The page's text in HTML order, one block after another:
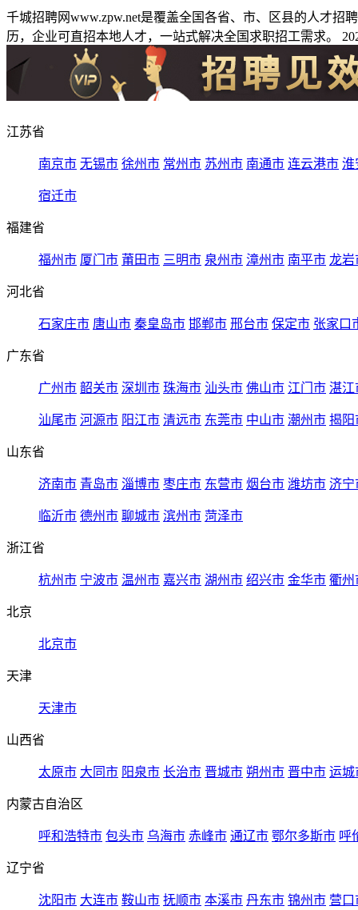
千城招聘网www.zpw.net是覆盖全国各省、市、区县的人才
历，企业可直招本地人才，一站式解决全国求职招工需求。
江苏省
南京市 无锡市 徐州市 常州市 苏州市 南通市 连云港市 淮
宿迁市
福建省
福州市 厦门市 莆田市 三明市 泉州市 漳州市 南平市 龙岩
河北省
石家庄市 唐山市 秦皇岛市 邯郸市 邢台市 保定市 张家口
广东省
广州市 韶关市 深圳市 珠海市 汕头市 佛山市 江门市 湛江
汕尾市 河源市 阳江市 清远市 东莞市 中山市 潮州市 揭阳
山东省
济南市 青岛市 淄博市 枣庄市 东营市 烟台市 潍坊市 济宁
临沂市 德州市 聊城市 滨州市 菏泽市
浙江省
杭州市 宁波市 温州市 嘉兴市 湖州市 绍兴市 金华市 衢州
北京
北京市
天津
天津市
山西省
太原市 大同市 阳泉市 长治市 晋城市 朔州市 晋中市 运城
内蒙古自治区
呼和浩特市 包头市 乌海市 赤峰市 通辽市 鄂尔多斯市 呼
辽宁省
沈阳市 大连市 鞍山市 抚顺市 本溪市 丹东市 锦州市 营口